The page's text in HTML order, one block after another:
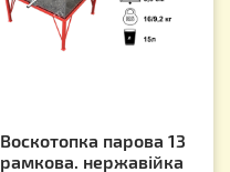
Воскотопка парова 13
рамкова. нержавійка